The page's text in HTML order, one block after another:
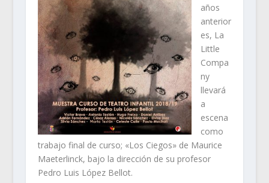
años
anterior
es, La
Little
Compa
ny
llevará
a
escena
como
trabajo final de curso; «Los Ciegos» de Maurice
Maeterlinck, bajo la dirección de su profesor
Pedro Luis López Bellot.